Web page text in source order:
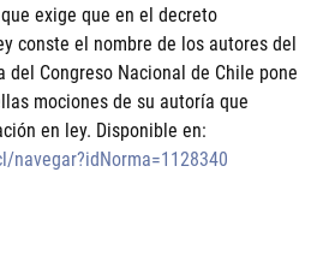
exige que en el decreto
conste el nombre de los autores del
del Congreso Nacional de Chile pone
mociones de su autoría que
en ley. Disponible en:
navegar?idNorma=1128340